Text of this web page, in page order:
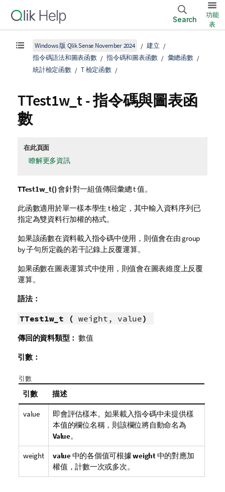
Search
功能
表
Windows 版 Qlik Sense November 2024
建立
指令碼語法和圖表函數
指令碼和圖表函數
彙總函數
統計檢定函數
T 檢定函數
TTest1w_t- 指令碼與圖表函
數
在此頁面
瞭解更多資訊
TTest1w_t()會針對一組值傳回彙總 t 值。
此函數適用於單一樣本學生 t 檢定，其中輸入資料序列已
指定為雙資料行加權的格式。
如果該函數在資料載入指令碼中使用，則值會在由 group
by 子句所定義的若干記錄上反覆運算。
如果函數在圖表運算式中使用，則值會在圖表維度上反覆
運算。
語法：
TTest1w_t ( weight, value)
傳回的資料類型： 數值
引數：
引數
引數 描述
value
即會評估樣本。如果載入指令碼中未提供樣
本值的欄位名稱，則該欄位將自動命名為
Value。
weight value中的各個值可根據weight中的對應加
權值，計數一次或多次。